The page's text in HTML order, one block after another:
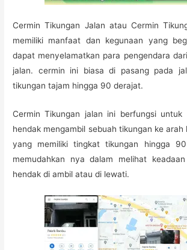
Cermin Tikungan Jalan atau Cermin
memiliki manfaat dan kegunaan yang
dapat menyelamatkan para pengendara
jalan. cermin ini biasa di pasang pada
tikungan tajam hingga 90 derajat.
Cermin Tikungan jalan ini berfungsi untuk
hendak mengambil sebuah tikungan ke arah
yang memiliki tingkat tikungan hingga
memudahkan nya dalam melihat
hendak di ambil atau di lewati.